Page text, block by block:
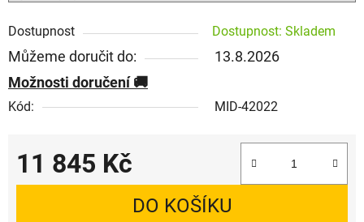
Dostupnost Dostupnost: Skladem
Můžeme doručit do:
13.8.2026
Možnosti doručení
Kód: MID-42022
11 845 Kč
Měrná cena:
DO KOŠÍKU